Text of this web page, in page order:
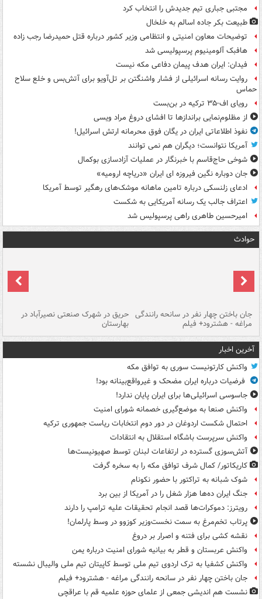
مجتبی جباری تیم جدیدش را انتخاب کرد
طبیعت بکر جاده اسالم به خلخال
توضیحات معاون امنیتی و انتظامی وزیر کشور درباره قتل حمیدرضا رجب زاده
هافبک آلومینیوم پرسپولیسی شد
فیدان: ایران هدف پیمان دفاعی مکه نیست
روایت رسانه اسرائیلی از فشار واشنگتن بر تل‌آویو برای آتش‌بس و خلع سلاح
حماس
رویای اف-۳۵ ترکیه در بن‌بست
از مظلوم‌نمایی براندازها تا افشای دروغ مراد ویسی
نفوذ اطلاعاتی ایران در یگان فوق محرمانه ارتش اسرائیل!
آمریکا نتوانست؛ دیگران هم نمی توانند
شوخی حاج‌قاسم با خبرنگار در عملیات آزادسازی بوکمال
جان دوباره نگین فیروزه ای ایران «دریاچه ارومیه»
ادعای زلنسکی درباره تامین ماهانه موشک‌های رهگیر توسط آمریکا
اعتراف جالب یک رسانه آمریکایی به شکست
امیرحسین طاهری راهی پرسپولیس شد
حوادث
جان باختن چهار نفر در سانحه رانندگی
مراغه - هشترود+ فیلم
حریق در شهرک صنعتی نصیرآباد در
بهارستان
آخرین اخبار
واکنش کارتونیست سوری به توافق مکه
فرضیات درباره ایران مضحک و غیرواقع‌بینانه بود!
جاسوسی اسرائیلی‌ها برای ایران پایان ندارد!
واکنش صنعا به موضع‌گیری خصمانه شورای امنیت
احتمال شکست اردوغان در دور دوم انتخابات ریاست جمهوری ترکیه
واکنش سرپرست باشگاه استقلال به انتقادات
آتش‌سوزی گسترده در ارتفاعات لبنان توسط صهیونیست‌ها
کاریکاتور/ کمال شرف توافق مکه را به سخره گرفت
شوک شبانه به تراکتور با حضور نکونام
جنگ ایران ده‌ها هزار شغل را در آمریکا از بین برد
رویترز: دموکرات‌ها قصد انجام تحقیقات علیه ترامپ را دارند
پرتاب تخم‌مرغ به سمت نخست‌وزیر کوزوو در وسط پارلمان!
نقشه کشی برای فتنه و اصرار بر دروغ
واکنش عربستان و قطر به بیانیه شورای امنیت درباره یمن
واکنش کشفیا به ترک اردوی تیم ملی توسط کاپیتان تیم ملی والیبال نشسته
جان باختن چهار نفر در سانحه رانندگی مراغه - هشترود+ فیلم
نشست هم اندیشی جمعی از علمای حوزه علمیه قم با عراقچی